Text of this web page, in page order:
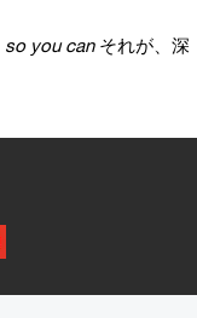
so you can それが、深